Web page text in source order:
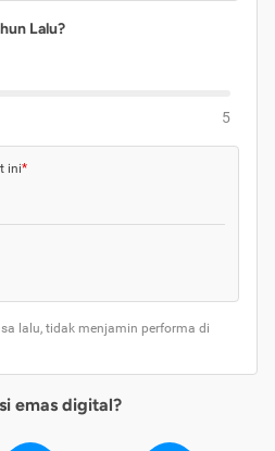
Lalu?
5
ini*
lalu, tidak menjamin performa di
emas digital?